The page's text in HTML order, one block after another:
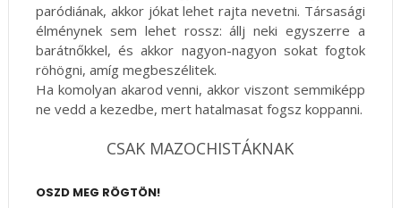
paródiának, akkor jókat lehet rajta nevetni. Társasági
élménynek sem lehet rossz: állj neki egyszerre a
barátnőkkel, és akkor nagyon-nagyon sokat fogtok
röhögni, amíg megbeszélitek.
Ha komolyan akarod venni, akkor viszont semmiképp
ne vedd a kezedbe, mert hatalmasat fogsz koppanni.
CSAK MAZOCHISTÁKNAK
OSZD MEG RÖGTÖN!